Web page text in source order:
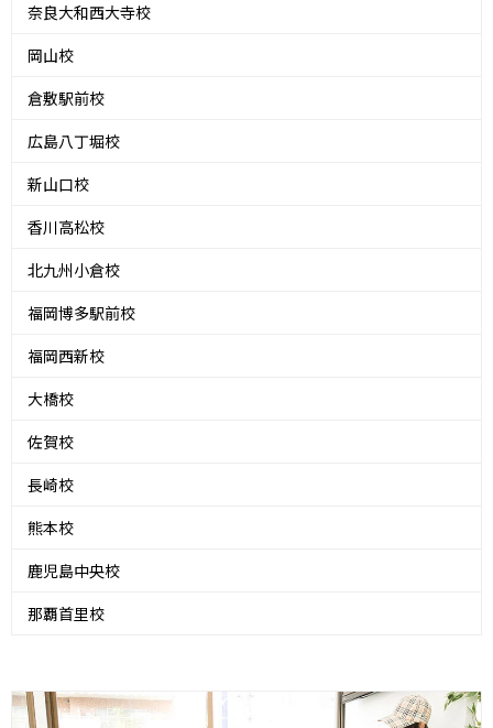
奈良大和西大寺校
岡山校
倉敷駅前校
広島八丁堀校
新山口校
香川高松校
北九州小倉校
福岡博多駅前校
福岡西新校
大橋校
佐賀校
長崎校
熊本校
鹿児島中央校
那覇首里校